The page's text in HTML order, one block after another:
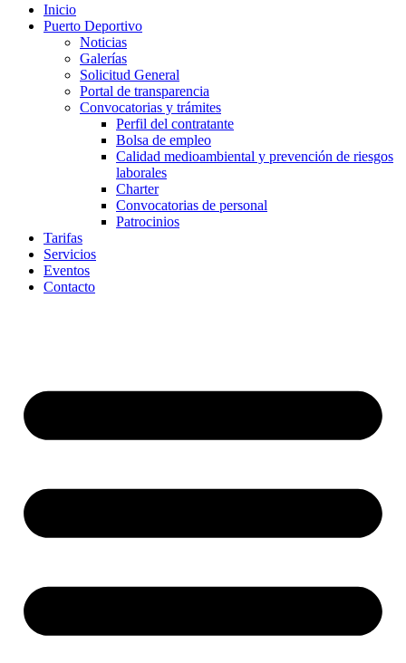
Inicio
Puerto Deportivo
Noticias
Galerías
Solicitud General
Portal de transparencia
Convocatorias y trámites
Perfil del contratante
Bolsa de empleo
Calidad medioambiental y prevención de riesgos
laborales
Charter
Convocatorias de personal
Patrocinios
Tarifas
Servicios
Eventos
Contacto